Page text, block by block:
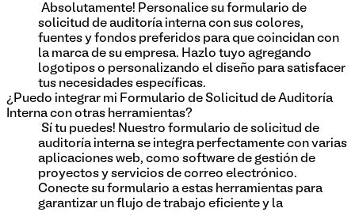
¡Absolutamente! Personalice su formulario de
solicitud de auditoría interna con sus colores,
fuentes y fondos preferidos para que coincidan con
la marca de su empresa. Hazlo tuyo agregando
logotipos o personalizando el diseño para satisfacer
tus necesidades específicas.
¿Puedo integrar mi Formulario de Solicitud de Auditoría
Interna con otras herramientas?
¡Sí tu puedes! Nuestro formulario de solicitud de
auditoría interna se integra perfectamente con varias
aplicaciones web, como software de gestión de
proyectos y servicios de correo electrónico.
Conecte su formulario a estas herramientas para
garantizar un flujo de trabajo eficiente y la